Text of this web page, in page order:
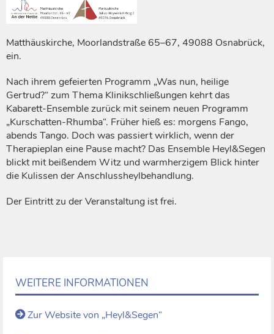
Matthäuskirche, Moorlandstraße 65–67, 49088 Osnabrück,
ein.
Nach ihrem gefeierten Programm „Was nun, heilige
Gertrud?“ zum Thema Klinikschließungen kehrt das
Kabarett-Ensemble zurück mit seinem neuen Programm
„Kurschatten-Rhumba“. Früher hieß es: morgens Fango,
abends Tango. Doch was passiert wirklich, wenn der
Therapieplan eine Pause macht? Das Ensemble Heyl&Segen
blickt mit beißendem Witz und warmherzigem Blick hinter
die Kulissen der Anschlussheylbehandlung.
Der Eintritt zu der Veranstaltung ist frei.
WEITERE INFORMATIONEN
Zur Website von „Heyl&Segen“